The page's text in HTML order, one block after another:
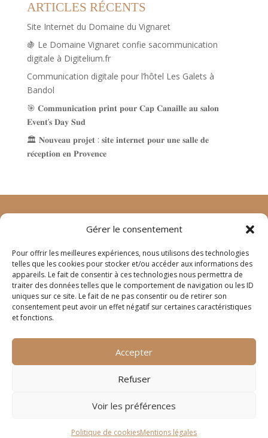
Gérer le consentement
Pour offrir les meilleures expériences, nous utilisons des technologies
telles que les cookies pour stocker et/ou accéder aux informations des
appareils. Le fait de consentir à ces technologies nous permettra de
traiter des données telles que le comportement de navigation ou les ID
uniques sur ce site. Le fait de ne pas consentir ou de retirer son
consentement peut avoir un effet négatif sur certaines caractéristiques
et fonctions.
Accepter
Refuser
Voir les préférences
Politique de cookiesMentions légales
ARTICLES RÉCENTS
Site Internet du Domaine du Vignaret
🍇 Le Domaine Vignaret confie sacommunication
digitale à Digitelium.fr
Communication digitale pour l’hôtel Les Galets à
Bandol
🎯 𝐂𝐨𝐦𝐦𝐮𝐧𝐢𝐜𝐚𝐭𝐢𝐨𝐧 𝐩𝐫𝐢𝐧𝐭 𝐩𝐨𝐮𝐫 𝐂𝐚𝐩 𝐂𝐚𝐧𝐚𝐢𝐥𝐥𝐞 𝐚𝐮 𝐬𝐚𝐥𝐨𝐧
𝐄𝐯𝐞𝐧𝐭’𝐬 𝐃𝐚𝐲 𝐒𝐮𝐝
🏛️ 𝐍𝐨𝐮𝐯𝐞𝐚𝐮 𝐩𝐫𝐨𝐣𝐞𝐭 : 𝐬𝐢𝐭𝐞 𝐢𝐧𝐭𝐞𝐫𝐧𝐞𝐭 𝐩𝐨𝐮𝐫 𝐮𝐧𝐞 𝐬𝐚𝐥𝐥𝐞 𝐝𝐞
𝐫𝐞́𝐜𝐞𝐩𝐭𝐢𝐨𝐧 𝐞𝐧 𝐏𝐫𝐨𝐯𝐞𝐧𝐜𝐞
©animage.fr2024 – tous droits réservésmentions
légales–crédits
4 rue Joseph Lafond
13400 AUBAGNE
contact@digitelium.fr
+33 (0)950 355 432